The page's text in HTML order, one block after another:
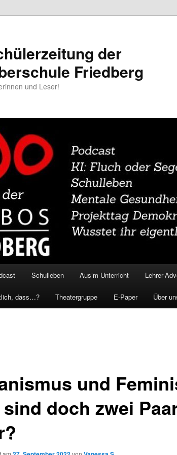
der
Friedberg
und Leser!
Schulleben Aus’m Unterricht Lehrer-
dass…? Theatergruppe E-Paper Über
und
sind doch zwei